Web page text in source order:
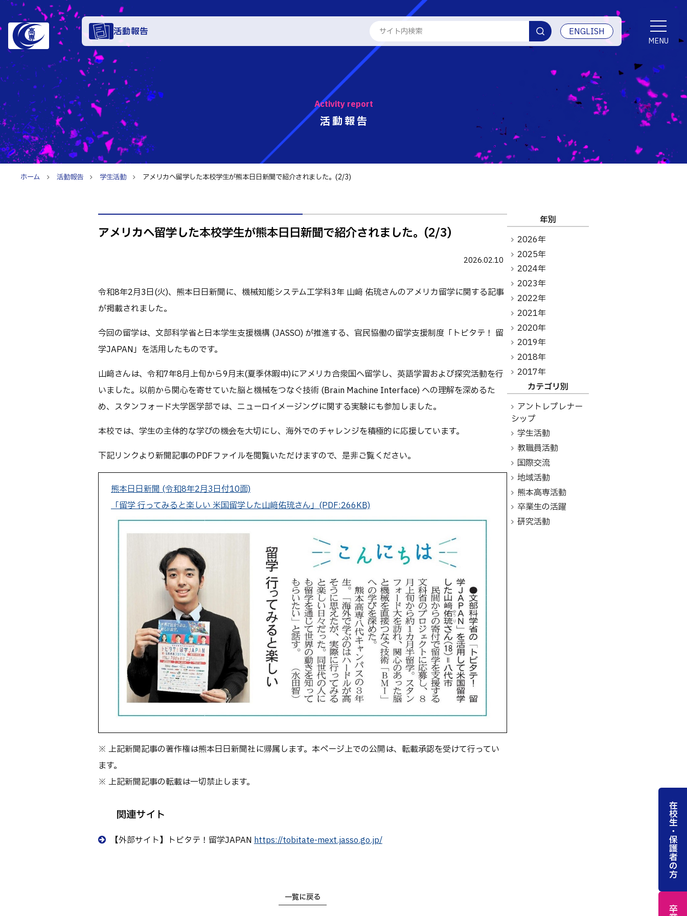
活動報告 ENGLISH
活動報告
Activity report
ホーム 活動報告 学生活動 アメリカへ留学した本校学生が熊本日日新聞で紹介されました。(2/3)
アメリカへ留学した本校学生が熊本日日新聞で紹介されました。(2/3)
2026.02.10
令和8年2月3日(火)、熊本日日新聞に、機械知能システム工学科3年 山﨑 佑琉さんのアメリカ留学に関する記事
が掲載されました。
今回の留学は、文部科学省と日本学生支援機構 (JASSO) が推進する、官民協働の留学支援制度「トビタテ！ 留
学JAPAN」を活用したものです。
山﨑さんは、令和7年8月上旬から9月末(夏季休暇中)にアメリカ合衆国へ留学し、英語学習および探究活動を行
いました。以前から関心を寄せていた脳と機械をつなぐ技術 (Brain Machine Interface) への理解を深めるた
め、スタンフォード大学医学部では、ニューロイメージングに関する実験にも参加しました。
本校では、学生の主体的な学びの機会を大切にし、海外でのチャレンジを積極的に応援しています。
下記リンクより新聞記事のPDFファイルを閲覧いただけますので、是非ご覧ください。
熊本日日新聞 (令和8年2月3日付10面)
「留学 行ってみると楽しい 米国留学した山﨑佑琉さん」(PDF:266KB)
※ 上記新聞記事の著作権は熊本日日新聞社に帰属します。本ページ上での公開は、転載承認を受けて行ってい
ます。
※ 上記新聞記事の転載は一切禁止します。
関連サイト
【外部サイト】トビタテ！留学JAPAN https://tobitate-mext.jasso.go.jp/
一覧に戻る
年別
2026年
2025年
2024年
2023年
2022年
2021年
2020年
2019年
2018年
2017年
カテゴリ別
アントレプレナー
シップ
学生活動
教職員活動
国際交流
地域活動
熊本高専活動
卒業生の活躍
研究活動
MENU
情報工学科
建築社会デザイン工学科
生物化学システム工学科
電子情報システム工学専攻
入試速報
パンフレット・紹介動画
Webオープンキャンパス
SNS・動画チャネル等
イベント
学校概要
教員紹介
産学官連携・地域連携
国際交流 受賞等
キャリア関係 情報セキュリティ
図書館 アントレプレナーシップ
その他
転職・Uターン就職 お問い合わせ
在校生・保護者の方へ 卒業生の方へ
在校生・保護者の方